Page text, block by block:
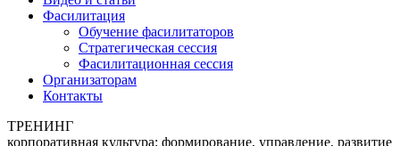
Фасилитация
Обучение фасилитаторов
Стратегическая сессия
Фасилитационная сессия
Организаторам
Контакты
ТРЕНИНГ
корпоративная культура: формирование, управление, развитие